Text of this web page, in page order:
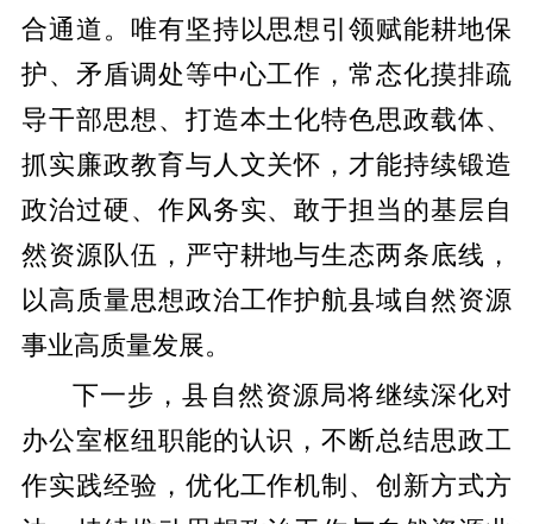
合通道。唯有坚持以思想引领赋能耕地保
护、矛盾调处等中心工作，常态化摸排疏
导干部思想、打造本土化特色思政载体、
抓实廉政教育与人文关怀，才能持续锻造
政治过硬、作风务实、敢于担当的基层自
然资源队伍，严守耕地与生态两条底线，
以高质量思想政治工作护航县域自然资源
事业高质量发展。
下一步，县自然资源局将继续深化对
办公室枢纽职能的认识，不断总结思政工
作实践经验，优化工作机制、创新方式方